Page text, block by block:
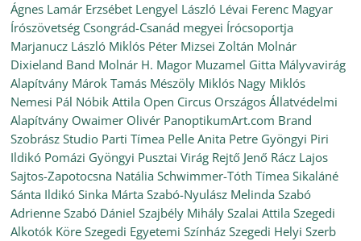
Ágnes Lamár Erzsébet Lengyel László Lévai Ferenc Magyar
Írószövetség Csongrád-Csanád megyei Írócsoportja
Marjanucz László Miklós Péter Mizsei Zoltán Molnár
Dixieland Band Molnár H. Magor Muzamel Gitta Mályvavirág
Alapítvány Márok Tamás Mészöly Miklós Nagy Miklós
Nemesi Pál Nóbik Attila Open Circus Országos Állatvédelmi
Alapítvány Owaimer Olivér PanoptikumArt.com Brand
Szobrász Studio Parti Tímea Pelle Anita Petre Gyöngyi Piri
Ildikó Pomázi Gyöngyi Pusztai Virág Rejtő Jenő Rácz Lajos
Sajtos-Zapotocsna Natália Schwimmer-Tóth Tímea Sikaláné
Sánta Ildikó Sinka Márta Szabó-Nyulász Melinda Szabó
Adrienne Szabó Dániel Szajbély Mihály Szalai Attila Szegedi
Alkotók Köre Szegedi Egyetemi Színház Szegedi Helyi Szerb